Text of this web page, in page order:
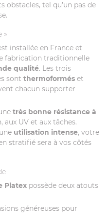
obstacles, tel qu’un pas de
»
installée en France et
fabrication traditionnelle
qualité. Les trois
sont thermoformés et
chacun supporter
très bonne résistance à
aux UV et aux tâches.
utilisation intense, votre
stratifié sera à vos côtés
Platex possède deux atouts
généreuses pour